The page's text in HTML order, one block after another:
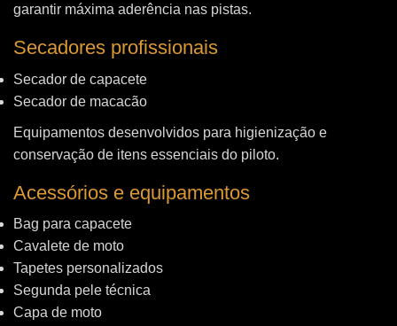
garantir máxima aderência nas pistas.
Secadores profissionais
Secador de capacete
Secador de macacão
Equipamentos desenvolvidos para higienização e
conservação de itens essenciais do piloto.
Acessórios e equipamentos
Bag para capacete
Cavalete de moto
Tapetes personalizados
Segunda pele técnica
Capa de moto